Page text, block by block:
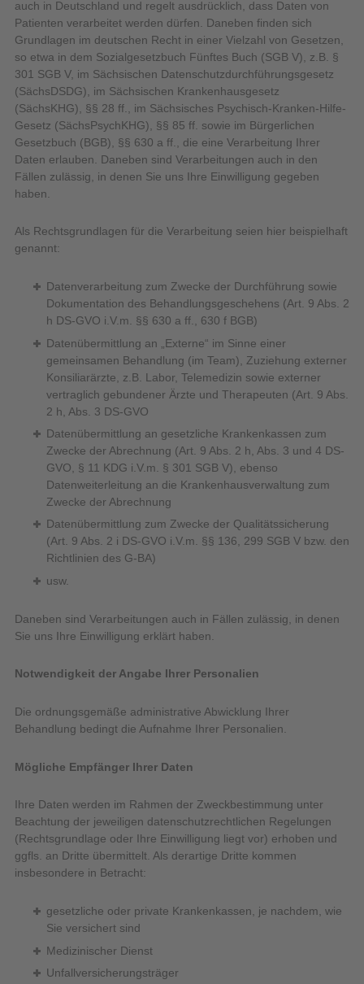
auch in Deutschland und regelt ausdrücklich, dass Daten von
Patienten verarbeitet werden dürfen. Daneben finden sich
Grundlagen im deutschen Recht in einer Vielzahl von Gesetzen,
so etwa in dem Sozialgesetzbuch Fünftes Buch (SGB V), z.B. §
301 SGB V, im Sächsischen Datenschutzdurchführungsgesetz
(SächsDSDG), im Sächsischen Krankenhausgesetz
(SächsKHG), §§ 28 ff., im Sächsisches Psychisch-Kranken-Hilfe-
Gesetz (SächsPsychKHG), §§ 85 ff. sowie im Bürgerlichen
Gesetzbuch (BGB), §§ 630 a ff., die eine Verarbeitung Ihrer
Daten erlauben. Daneben sind Verarbeitungen auch in den
Fällen zulässig, in denen Sie uns Ihre Einwilligung gegeben
haben.
Als Rechtsgrundlagen für die Verarbeitung seien hier beispielhaft
genannt:
Datenverarbeitung zum Zwecke der Durchführung sowie
Dokumentation des Behandlungsgeschehens (Art. 9 Abs. 2
h DS-GVO i.V.m. §§ 630 a ff., 630 f BGB)
Datenübermittlung an „Externe“ im Sinne einer
gemeinsamen Behandlung (im Team), Zuziehung externer
Konsiliarärzte, z.B. Labor, Telemedizin sowie externer
vertraglich gebundener Ärzte und Therapeuten (Art. 9 Abs.
2 h, Abs. 3 DS-GVO
Datenübermittlung an gesetzliche Krankenkassen zum
Zwecke der Abrechnung (Art. 9 Abs. 2 h, Abs. 3 und 4 DS-
GVO, § 11 KDG i.V.m. § 301 SGB V), ebenso
Datenweiterleitung an die Krankenhausverwaltung zum
Zwecke der Abrechnung
Datenübermittlung zum Zwecke der Qualitätssicherung
(Art. 9 Abs. 2 i DS-GVO i.V.m. §§ 136, 299 SGB V bzw. den
Richtlinien des G-BA)
usw.
Daneben sind Verarbeitungen auch in Fällen zulässig, in denen
Sie uns Ihre Einwilligung erklärt haben.
Notwendigkeit der Angabe Ihrer Personalien
Die ordnungsgemäße administrative Abwicklung Ihrer
Behandlung bedingt die Aufnahme Ihrer Personalien.
Mögliche Empfänger Ihrer Daten
Ihre Daten werden im Rahmen der Zweckbestimmung unter
Beachtung der jeweiligen datenschutzrechtlichen Regelungen
(Rechtsgrundlage oder Ihre Einwilligung liegt vor) erhoben und
ggfls. an Dritte übermittelt. Als derartige Dritte kommen
insbesondere in Betracht:
gesetzliche oder private Krankenkassen, je nachdem, wie
Sie versichert sind
Medizinischer Dienst
Unfallversicherungsträger